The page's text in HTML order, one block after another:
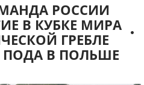
РОССИИ
В КУБКЕ МИРА
ГРЕБЛЕ
ПОДА В ПОЛЬШЕ